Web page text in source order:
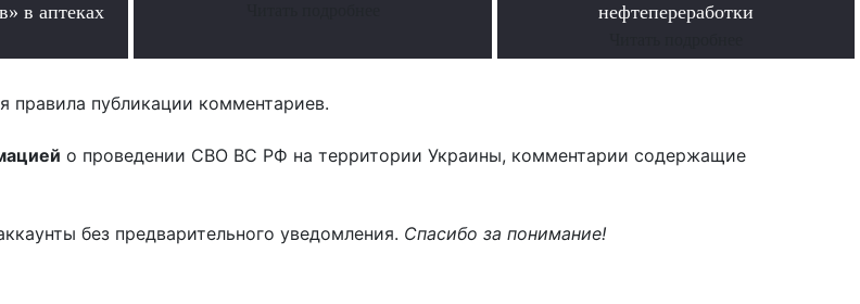
в аптеках
нефтепереработки
публикации комментариев.
о проведении СВО ВС РФ на территории Украины, комментарии содержащие
без предварительного уведомления. Спасибо за понимание!